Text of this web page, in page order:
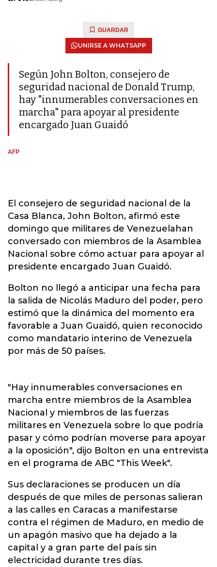
GUARDAR
UNIRSE A WHATSAPP
Según John Bolton, consejero de
seguridad nacional de Donald Trump,
hay "innumerables conversaciones en
marcha" para apoyar al presidente
encargado Juan Guaidó
AFP
El consejero de seguridad nacional de la
Casa Blanca, John Bolton, afirmó este
domingo que militares de Venezuelahan
conversado con miembros de la Asamblea
Nacional sobre cómo actuar para apoyar al
presidente encargado Juan Guaidó.
Bolton no llegó a anticipar una fecha para
la salida de Nicolás Maduro del poder, pero
estimó que la dinámica del momento era
favorable a Juan Guaidó, quien reconocido
como mandatario interino de Venezuela
por más de 50 países.
"Hay innumerables conversaciones en
marcha entre miembros de la Asamblea
Nacional y miembros de las fuerzas
militares en Venezuela sobre lo que podría
pasar y cómo podrían moverse para apoyar
a la oposición", dijo Bolton en una entrevista
en el programa de ABC "This Week".
Sus declaraciones se producen un día
después de que miles de personas salieran
a las calles en Caracas a manifestarse
contra el régimen de Maduro, en medio de
un apagón masivo que ha dejado a la
capital y a gran parte del país sin
electricidad durante tres días.